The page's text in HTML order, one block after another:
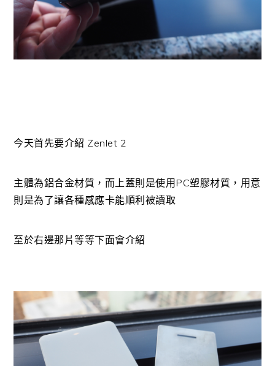
今天首先要介紹 Zenlet 2
主體為鋁合金材質，而上蓋則是使用PC塑膠材質，用意
則是為了讓各種感應卡能順利被讀取
至於右邊那片等等下面會介紹